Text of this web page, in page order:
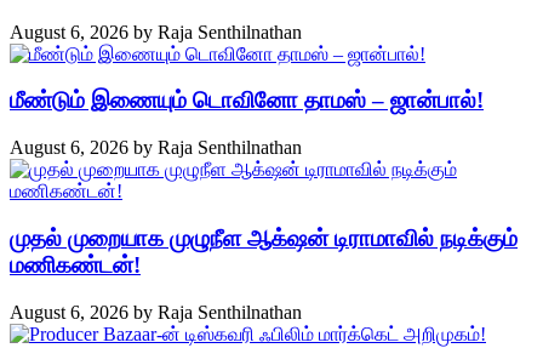
August 6, 2026 by Raja Senthilnathan
மீண்டும் இணையும் டொவினோ தாமஸ் – ஜான்பால்!
August 6, 2026 by Raja Senthilnathan
முதல் முறையாக முழுநீள ஆக்‌ஷன் டிராமாவில் நடிக்கும்
மணிகண்டன்!
August 6, 2026 by Raja Senthilnathan